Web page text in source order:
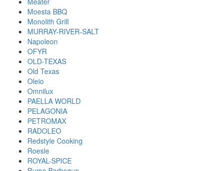
Moesta BBQ
Monolith Grill
MURRAY-RIVER-SALT
Napoleon
OFYR
OLD-TEXAS
Old Texas
Oleio
Omnilux
PAELLA WORLD
PELAGONIA
PETROMAX
RADOLEO
Redstyle Cooking
Roesle
ROYAL-SPICE